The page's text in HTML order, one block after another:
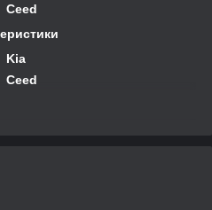
Ceed
Kia
Ceed